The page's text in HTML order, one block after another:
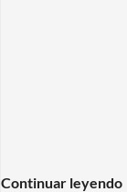
Continuar leyendo